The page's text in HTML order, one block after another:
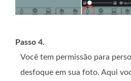
Passo 4.
Você tem permissão para
desfoque em sua foto. Aqui